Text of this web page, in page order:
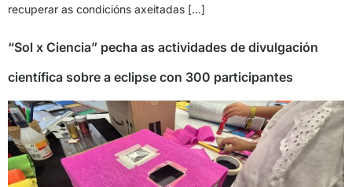
recuperar as condicións axeitadas […]
“Sol x Ciencia” pecha as actividades de divulgación
científica sobre a eclipse con 300 participantes